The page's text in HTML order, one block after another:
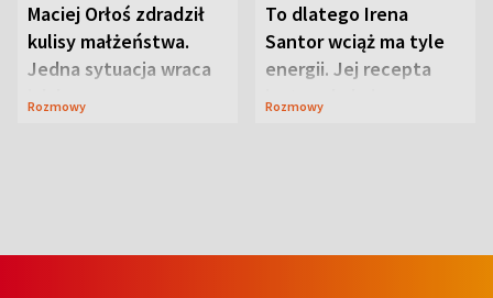
Maciej Orłoś zdradził
kulisy małżeństwa.
Jedna sytuacja wraca
jak bumerang
Rozmowy
To dlatego Irena
Santor wciąż ma tyle
energii. Jej recepta
jest zaskakująco
Rozmowy